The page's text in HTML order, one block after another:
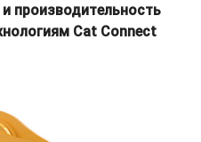
производительность
Cat Connect